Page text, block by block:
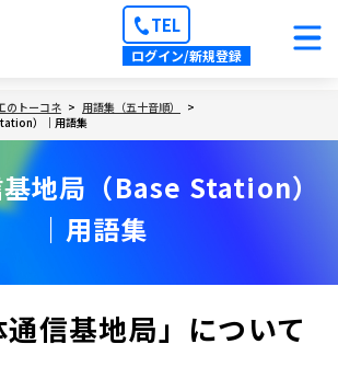
TEL
ログイン/新規登録
のトーコネ
用語集（五十音順）
）｜用語集
地局（Base Station）
｜用語集
通信基地局」について